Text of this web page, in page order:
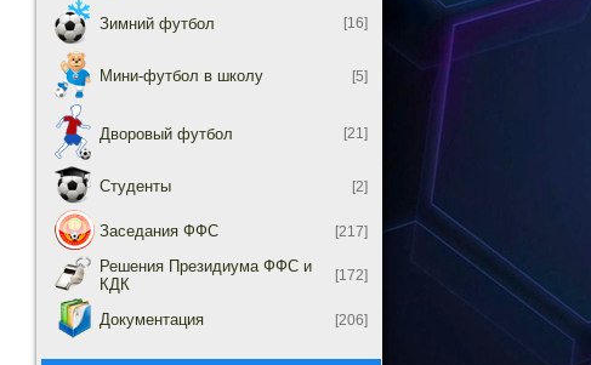
Зимний футбол [16]
Мини-футбол в школу [5]
Дворовый футбол [21]
Студенты [2]
Заседания ФФС [217]
Решения Президиума ФФС и
КДК
[172]
Документация [206]